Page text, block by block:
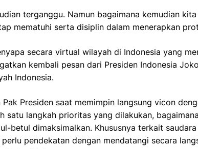
terganggu. Namun bagaimana kemudian
mematuhi serta disiplin dalam menerapkan
secara virtual wilayah di Indonesia yang
kembali pesan dari Presiden Indonesia
Indonesia.
Presiden saat memimpin langsung vicon
satu langkah prioritas yang dilakukan,
betul dimaksimalkan. Khususnya terkait
pendekatan dengan mendatangi secara